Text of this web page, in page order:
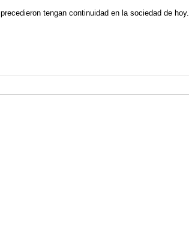
tengan continuidad en la sociedad de hoy.